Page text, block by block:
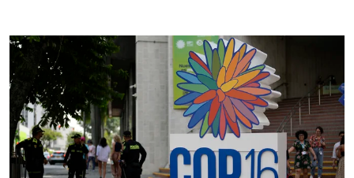
abo
genossenschaft
epaper login